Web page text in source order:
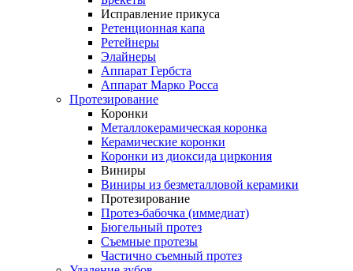
Исправление прикуса
Ретенционная капа
Ретейнеры
Элайнеры
Аппарат Гербста
Аппарат Марко Росса
Протезирование
Коронки
Металлокерамическая коронка
Керамические коронки
Коронки из диоксида циркония
Виниры
Виниры из безметалловой керамики
Протезирование
Протез-бабочка (иммедиат)
Бюгельный протез
Съемные протезы
Частично съемный протез